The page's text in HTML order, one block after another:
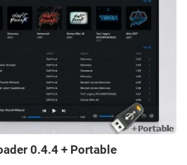
0.4.4 + Portable